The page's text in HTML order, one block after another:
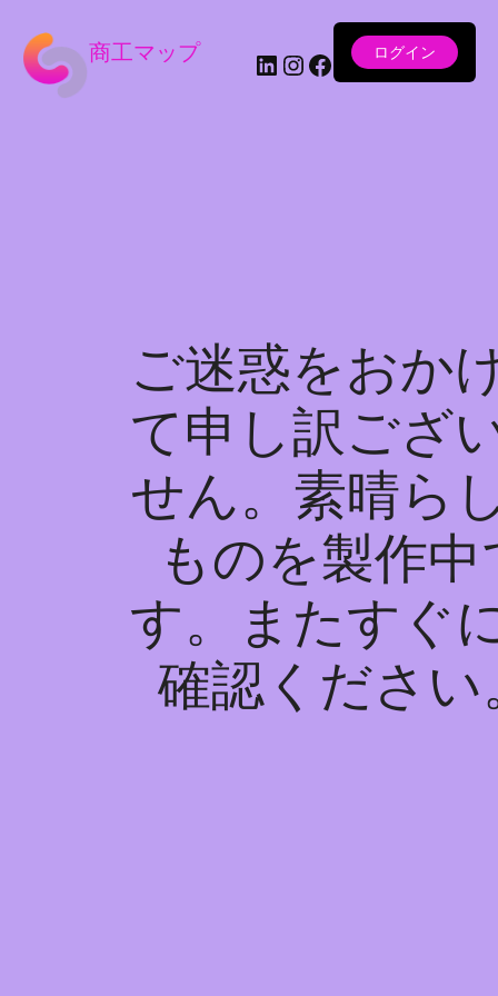
商工マップ LinkedIn Instagram Facebook ログイン
ご迷惑をおか
て申し訳ござ
せん。素晴ら
ものを製作中
す。またすぐ
確認ください